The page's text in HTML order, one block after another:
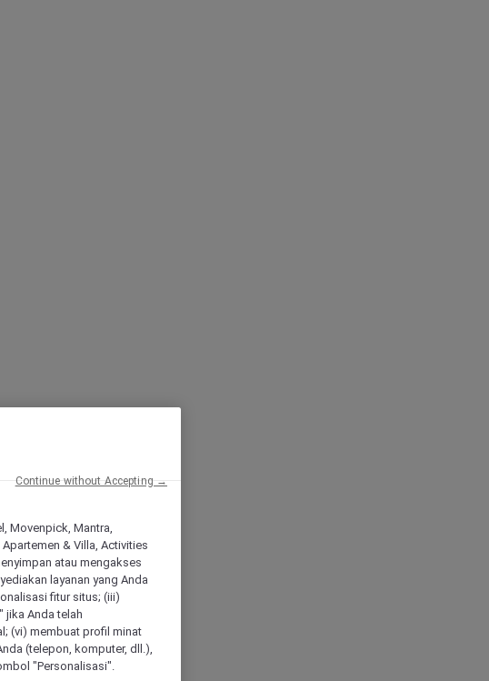
Movenpick, Mantra,
& Villa, Activities
atau mengakses
layanan yang Anda
fitur situs; (iii)
jika Anda telah
(vi) membuat profil minat
(telepon, komputer, dll.),
"Personalisasi".
Continue without Accepting →